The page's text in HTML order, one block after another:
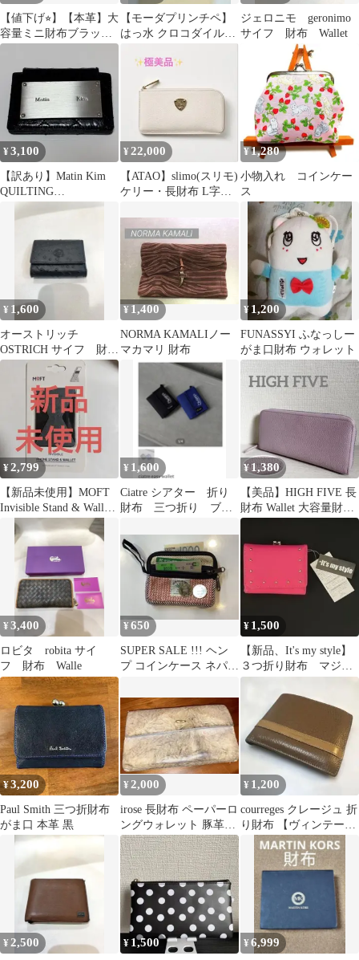
【値下げ⭐︎】【本革】大
容量ミニ財布ブラック
小銭入れ ハンドメイ
【モーダプリンチペ】
はっ水 クロコダイル型
ジェロニモ geronimo
サイフ 財布 Wallet
¥3,100
【訳あり】Matin Kim
QUILTING
ACCORDION WALLET
¥22,000
【ATAO】slimo(スリモ)
ケリー・長財布 L字フ
¥1,280
小物入れ コインケー
ス
¥ 1,600
オーストリッチ
OSTRICH サイフ 財
布 Wallet
¥ 1,400
NORMA KAMALIノー
マカマリ 財布
¥1,200
FUNASSYI ふなっしー
がま口財布 ウォレット
¥2,799
【新品未使用】MOFT
Invisible Stand & Wallet
グレー
¥ 1,600
Ciatre シアター 折り
財布 三つ折り ブラ
¥ 1,380
【美品】HIGH FIVE 長
財布 Wallet 大容量財布
ジャバラ財布
¥3,400
ロビタ robita サイ
フ 財布 Walle
¥650
SUPER SALE !!! ヘン
プ コインケース ネパー
¥ 1,500
【新品、It's my style】
３つ折り財布 マジェ
ンタピンク
¥3,200
Paul Smith 三つ折財布
がま口 本革 黒
¥ 2,000
irose 長財布 ペーパーロ
ングウォレット 豚革
グレイ
¥ 1,200
courreges クレージュ 折
り財布 【ヴィンテージ
品】
¥ 2,500 ¥ 1,500 ¥6,999